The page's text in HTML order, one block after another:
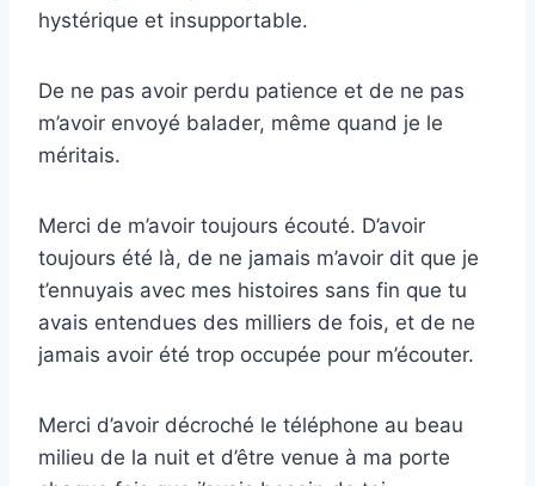
hystérique et insupportable.
De ne pas avoir perdu patience et de ne pas
m’avoir envoyé balader, même quand je le
méritais.
Merci de m’avoir toujours écouté. D’avoir
toujours été là, de ne jamais m’avoir dit que je
t’ennuyais avec mes histoires sans fin que tu
avais entendues des milliers de fois, et de ne
jamais avoir été trop occupée pour m’écouter.
Merci d’avoir décroché le téléphone au beau
milieu de la nuit et d’être venue à ma porte